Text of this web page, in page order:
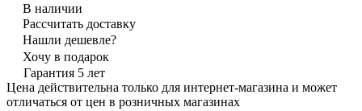
В наличии
Рассчитать доставку
Нашли дешевле?
Хочу в подарок
Гарантия 5 лет
Цена действительна только для интернет-магазина и может
отличаться от цен в розничных магазинах